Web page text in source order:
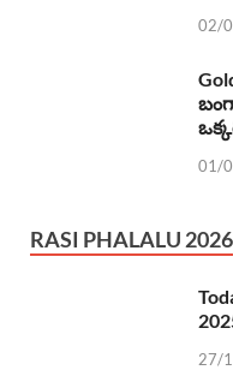
02/
01/
RASI PHALALU 2026
27/